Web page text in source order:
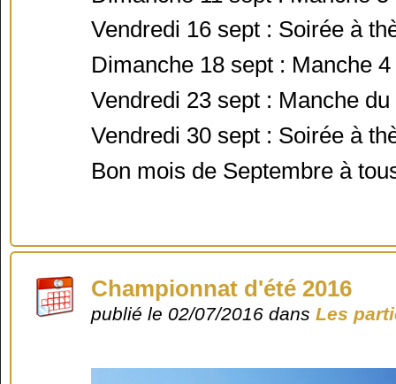
Vendredi 16 sept : Soirée à
Dimanche 18 sept : Manche
Vendredi 23 sept : Manche
Vendredi 30 sept : Soirée à
Bon mois de Septembre à
Championnat d'été 2016
publié le 02/07/2016 dans Les